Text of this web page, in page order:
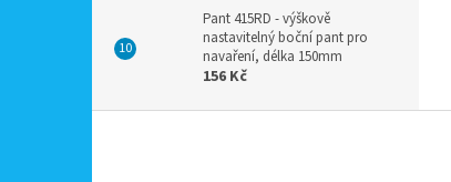
Pant 415RD - výškově
nastavitelný boční pant pro
navaření, délka 150mm
156 Kč